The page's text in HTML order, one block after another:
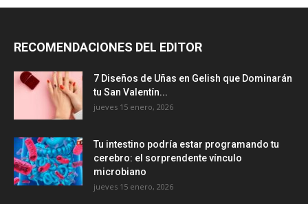
RECOMENDACIONES DEL EDITOR
7 Diseños de Uñas en Gelish que Dominarán
tu San Valentín...
jueves 15 enero, 2026
Tu intestino podría estar programando tu
cerebro: el sorprendente vínculo
microbiano
jueves 15 enero, 2026